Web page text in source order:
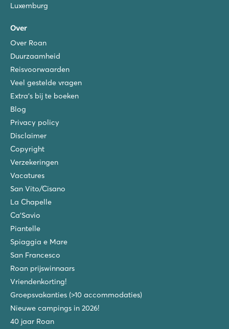
Luxemburg
Over
Over Roan
Duurzaamheid
Reisvoorwaarden
Veel gestelde vragen
Extra's bij te boeken
Blog
Privacy policy
Disclaimer
Copyright
Verzekeringen
Vacatures
San Vito/Cisano
La Chapelle
Ca'Savio
Piantelle
Spiaggia e Mare
San Francesco
Roan prijswinnaars
Vriendenkorting!
Groepsvakanties (>10 accommodaties)
Nieuwe campings in 2026!
40 jaar Roan